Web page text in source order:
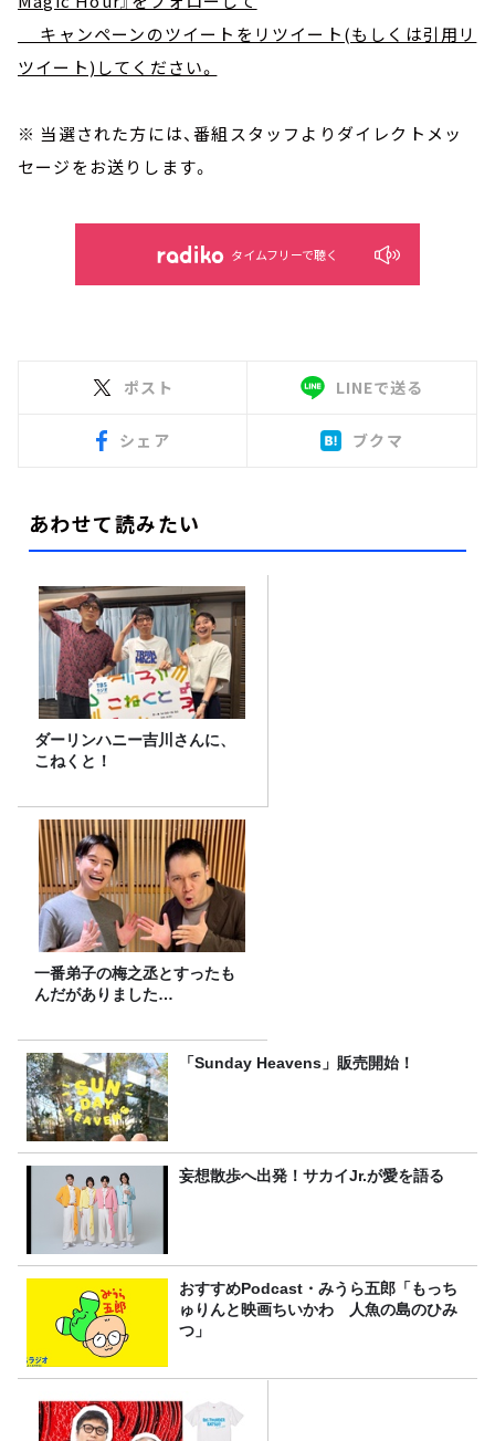
キャンペーンのツイートをリツイート(もしくは引用リ
ツイート)してください。
※ 当選された方には、番組スタッフよりダイレクトメッ
セージをお送りします。
タイムフリーで聴く
ポスト LINEで送る
シェア ブクマ
あわせて読みたい
ダーリンハニー吉川さんに、
こねくと！
一番弟子の梅之丞とすったも
んだがありました…
「Sunday Heavens」販売開始！
妄想散歩へ出発！サカイJr.が愛を語る
おすすめPodcast・みうら五郎「もっち
ゅりんと映画ちいかわ 人魚の島のひみ
つ」